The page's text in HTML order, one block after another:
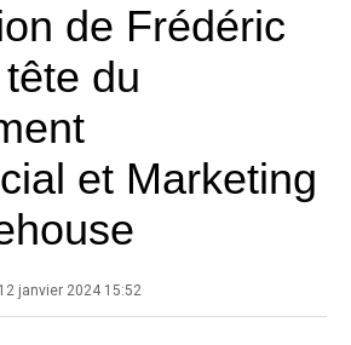
de Frédéric
du
et Marketing
12 janvier 2024 15:52